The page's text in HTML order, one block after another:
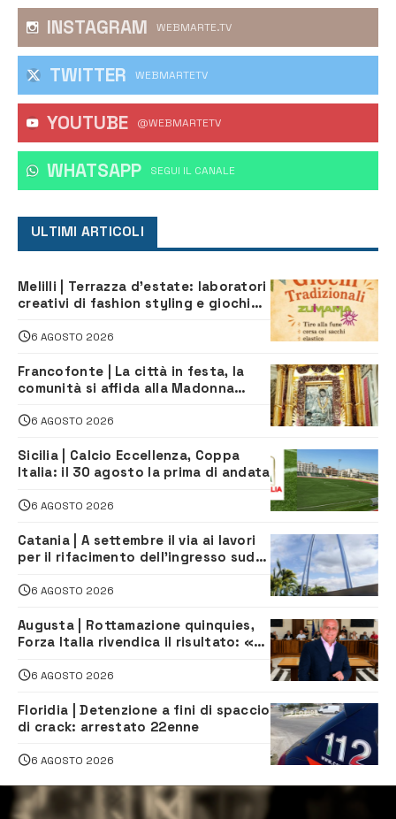
INSTAGRAM WEBMARTE.TV
TWITTER WEBMARTETV
YOUTUBE @WEBMARTETV
WHATSAPP ‎SEGUI IL CANALE
ULTIMI ARTICOLI
Melilli | Terrazza d’estate: laboratori
creativi di fashion styling e giochi
iscriversi
6 AGOSTO 2026
Francofonte | La città in festa, la
comunità si affida alla Madonna
6 AGOSTO 2026
Sicilia | Calcio Eccellenza, Coppa
Italia: il 30 agosto la prima di andata
6 AGOSTO 2026
Catania | A settembre il via ai lavori
per il rifacimento dell’ingresso sud
6 AGOSTO 2026
Augusta | Rottamazione quinquies,
Forza Italia rivendica il risultato: «La
6 AGOSTO 2026
Floridia | Detenzione a fini di spaccio
di crack: arrestato 22enne
6 AGOSTO 2026